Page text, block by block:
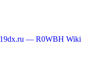
19dx.ru — R0WBH Wiki